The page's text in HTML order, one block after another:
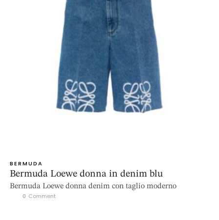
BERMUDA
Bermuda Loewe donna in denim blu
Bermuda Loewe donna denim con taglio moderno
0 Comment